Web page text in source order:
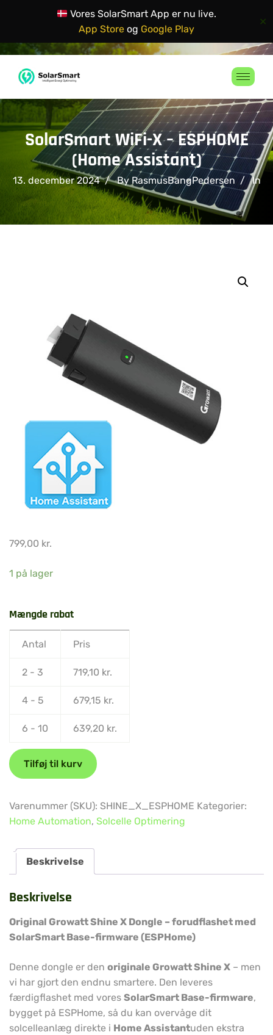
Vores SolarSmart App er nu live.
App Store og Google Play
✕
SolarSmart WiFi-X – ESPHOME
(Home Assistant)
13. december 2024 By RasmusBangPedersen In
799,00 kr.
1 på lager
Mængde rabat
Antal Pris
2 - 3 719,10 kr.
4 - 5 679,15 kr.
6 - 10 639,20 kr.
Tilføj til kurv
Varenummer (SKU): SHINE_X_ESPHOME Kategorier:
Home Automation, Solcelle Optimering
Beskrivelse
Beskrivelse
Original Growatt Shine X Dongle – forudflashet med
SolarSmart Base-firmware (ESPHome)
Denne dongle er den originale Growatt Shine X – men
vi har gjort den endnu smartere. Den leveres
færdigflashet med vores SolarSmart Base-firmware,
bygget på ESPHome, så du kan overvåge dit
solcelleanlæg direkte i Home Assistantuden ekstra